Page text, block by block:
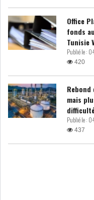
POLITIQUE
DIVERS
Office
fonds
Tunisie
Publié le :
420
mais
Publié le :
437